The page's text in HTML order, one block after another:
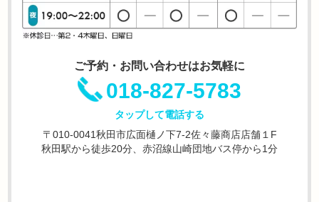
ご予約・お問い合わせはお気軽に
018-827-5783
タップして電話する
〒010-0041秋田市広面樋ノ下7-2佐々藤商店店舗１F
秋田駅から徒歩20分、赤沼線山崎団地バス停から1分